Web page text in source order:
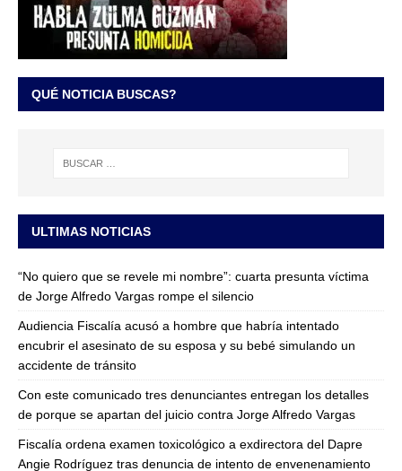
QUÉ NOTICIA BUSCAS?
ULTIMAS NOTICIAS
“No quiero que se revele mi nombre”: cuarta presunta víctima
de Jorge Alfredo Vargas rompe el silencio
Audiencia Fiscalía acusó a hombre que habría intentado
encubrir el asesinato de su esposa y su bebé simulando un
accidente de tránsito
Con este comunicado tres denunciantes entregan los detalles
de porque se apartan del juicio contra Jorge Alfredo Vargas
Fiscalía ordena examen toxicológico a exdirectora del Dapre
Angie Rodríguez tras denuncia de intento de envenenamiento